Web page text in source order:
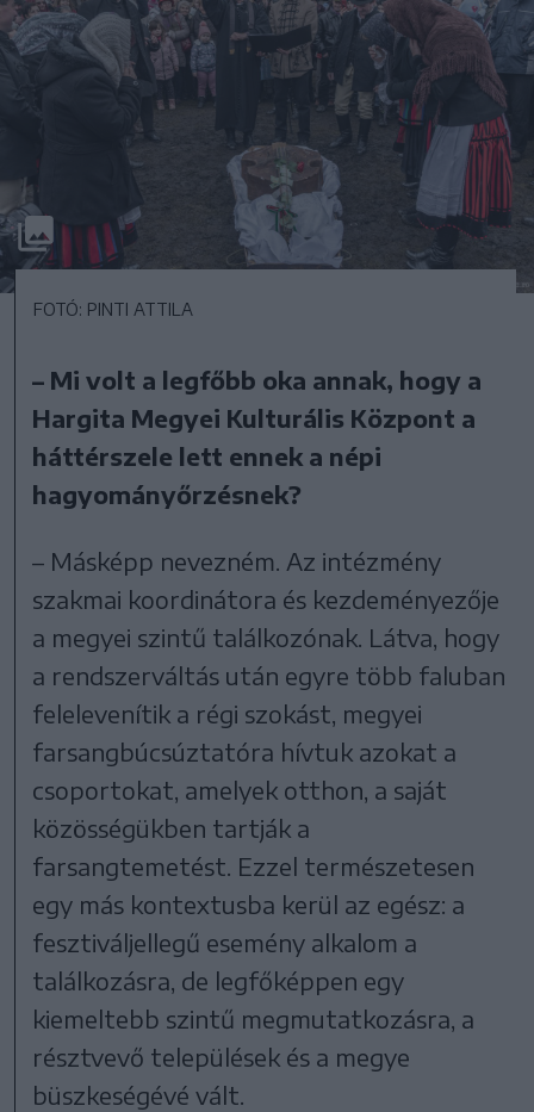
FOTÓ: PINTI ATTILA
– Mi volt a legfőbb oka annak, hogy a
Hargita Megyei Kulturális Központ a
háttérszele lett ennek a népi
hagyományőrzésnek?
– Másképp nevezném. Az intézmény
szakmai koordinátora és kezdeményezője
a megyei szintű találkozónak. Látva, hogy
a rendszerváltás után egyre több faluban
felelevenítik a régi szokást, megyei
farsangbúcsúztatóra hívtuk azokat a
csoportokat, amelyek otthon, a saját
közösségükben tartják a
farsangtemetést. Ezzel természetesen
egy más kontextusba kerül az egész: a
fesztiváljellegű esemény alkalom a
találkozásra, de legfőképpen egy
kiemeltebb szintű megmutatkozásra, a
résztvevő települések és a megye
büszkeségévé vált.